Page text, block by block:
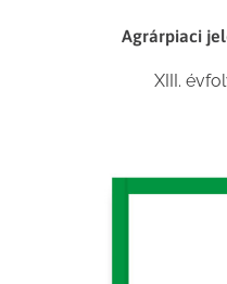
Agrárpiaci
XIII.